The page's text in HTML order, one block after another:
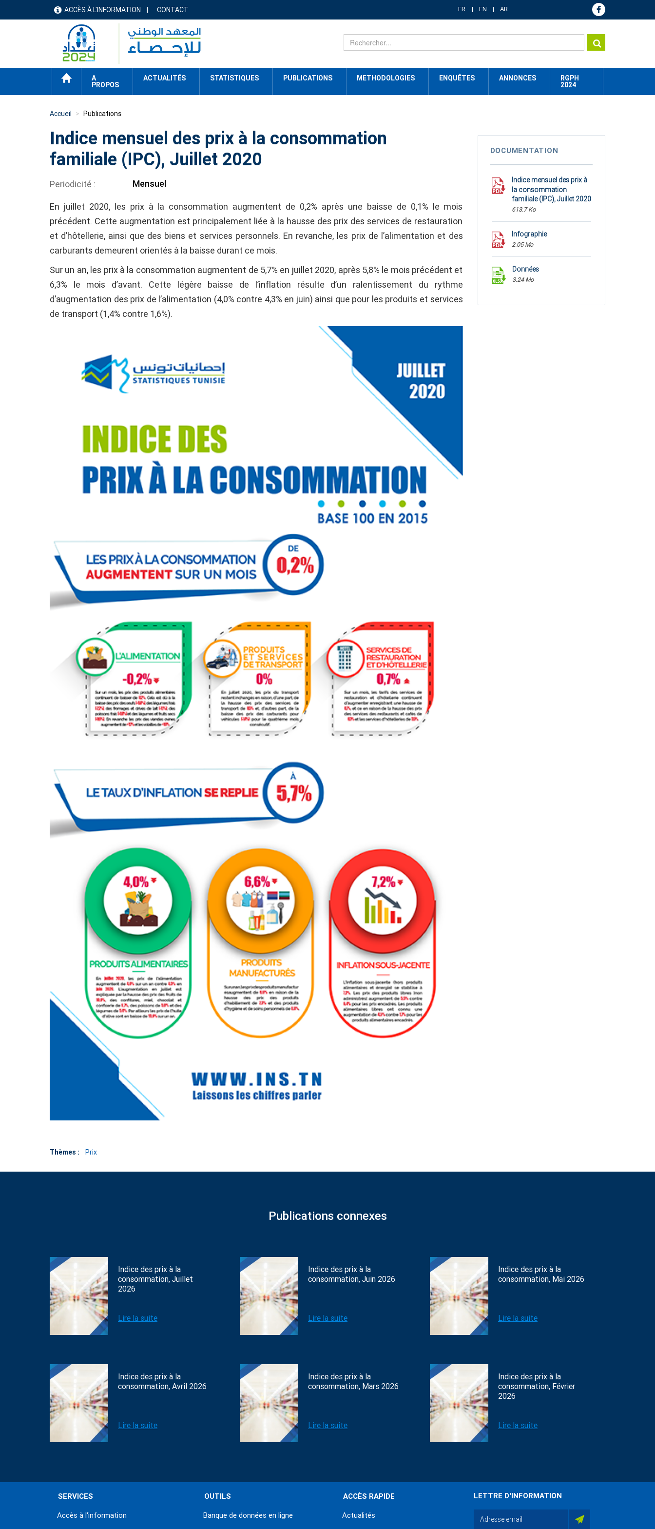
menu
header
ACCÈS À L'INFORMATION CONTACT FR EN AR
ACCUEIL
A
PROPOS
ACTUALITÉS STATISTIQUES PUBLICATIONS METHODOLOGIES ENQUÊTES ANNONCES
RGPH
2024
Accueil Publications
Indice mensuel des prix à la consommation
familiale (IPC), Juillet 2020
Periodicité Mensuel
En juillet 2020, les prix à la consommation augmentent de 0,2% après une baisse de 0,1% le mois
précédent. Cette augmentation est principalement liée à la hausse des prix des services de restauration
et d’hôtellerie, ainsi que des biens et services personnels. En revanche, les prix de l’alimentation et des
carburants demeurent orientés à la baisse durant ce mois.
Sur un an, les prix à la consommation augmentent de 5,7% en juillet 2020, après 5,8% le mois précédent et
6,3% le mois d’avant. Cette légère baisse de l’inflation résulte d’un ralentissement du rythme
d’augmentation des prix de l’alimentation (4,0% contre 4,3% en juin) ainsi que pour les produits et services
de transport (1,4% contre 1,6%).
Thèmes : Prix
DOCUMENTATION
Indice mensuel des prix à
la consommation
familiale (IPC), Juillet 2020
613.7 Ko
Infographie
2.05 Mo
Données
3.24 Mo
Publications connexes
Indice des prix à la
consommation, Juillet
2026
Lire la suite
Indice des prix à la
consommation, Juin 2026
Lire la suite
Indice des prix à la
consommation, Mai 2026
Lire la suite
Indice des prix à la
consommation, Avril 2026
Lire la suite
Indice des prix à la
consommation, Mars 2026
Lire la suite
Indice des prix à la
consommation, Février
2026
Lire la suite
SERVICES
Accès à l'information
OUTILS
Banque de données en ligne
ACCÈS RAPIDE
Actualités
LETTRE D'INFORMATION